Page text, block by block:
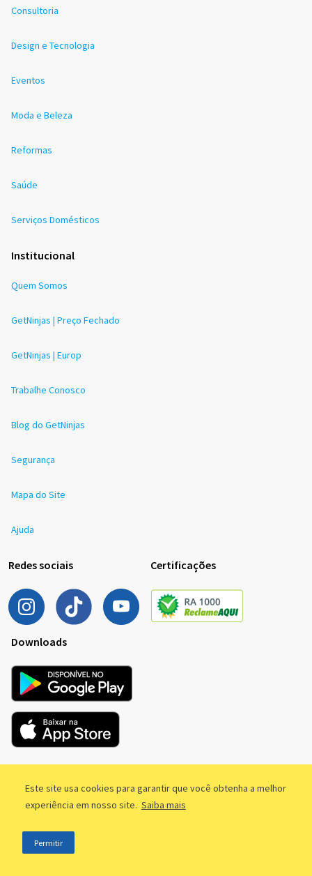
Este site usa cookies para garantir que você obtenha a melhor
experiência em nosso site. Saiba mais
Permitir
Consultoria
Design e Tecnologia
Eventos
Moda e Beleza
Reformas
Saúde
Serviços Domésticos
Institucional
Quem Somos
GetNinjas | Preço Fechado
GetNinjas | Europ
Trabalhe Conosco
Blog do GetNinjas
Segurança
Mapa do Site
Ajuda
Redes sociais Certificações
Downloads